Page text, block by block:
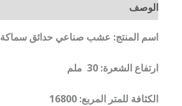
الوصف
اسم المنتج: عشب صناعي حدائق سماكة 30 ملم
ارتفاع الشعرة: 30 ملم
الكثافة للمتر المربع: 16800